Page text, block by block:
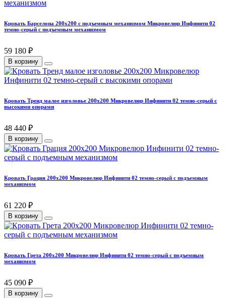
Кровать Барселона 200х200 с подъемным механизмом Микровелюр Инфинити 02
темно-серый с подъемным механизмом
59 180 ₽
В корзину
Кровать Тренд малое изголовье 200х200 Микровелюр Инфинити 02 темно-серый с
высокими опорами
48 440 ₽
В корзину
Кровать Грация 200х200 Микровелюр Инфинити 02 темно-серый с подъемным
механизмом
61 220 ₽
В корзину
Кровать Грета 200х200 Микровелюр Инфинити 02 темно-серый с подъемным
механизмом
45 090 ₽
В корзину